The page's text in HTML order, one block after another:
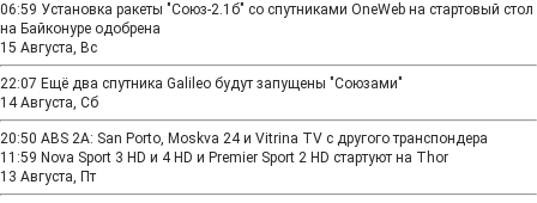
06:59 Установка ракеты "Союз-2.1б" со спутниками OneWeb на стартовый стол
на Байконуре одобрена
15 Августа, Вс
22:07 Ещё два спутника Galileo будут запущены "Союзами"
14 Августа, Сб
20:50 ABS 2A: San Porto, Moskva 24 и Vitrina TV c другого транспондера
11:59 Nova Sport 3 HD и 4 HD и Premier Sport 2 HD стартуют на Thor
13 Августа, Пт